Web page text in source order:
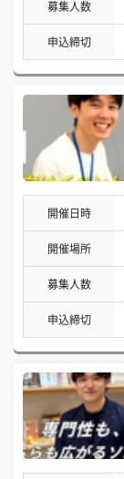
募集人数
申込締切
開催日時
開催場所
募集人数
申込締切